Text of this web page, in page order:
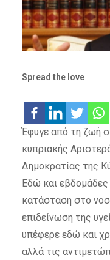
Spread the love
Έφυγε από τη ζωή
κυπριακής
Δημοκρατίας της
Εδώ και εβδομάδες
κατάσταση στο
επιδείνωση της
υπέφερε εδώ και
αλλά τις